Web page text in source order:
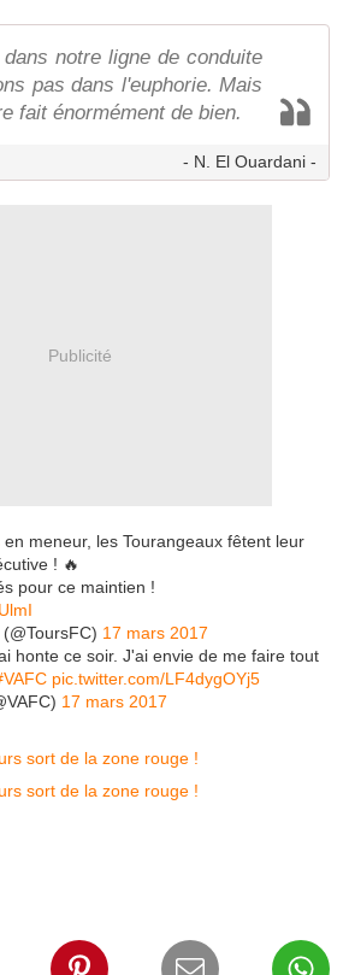
dans notre ligne de conduite
pas dans l'euphorie. Mais
fait énormément de bien.
- N. El Ouardani -
Publicité
en meneur, les Tourangeaux fêtent leur
! 🔥
pour ce maintien !
17 mars 2017
honte ce soir. J'ai envie de me faire tout
pic.twitter.com/LF4dygOYj5
17 mars 2017